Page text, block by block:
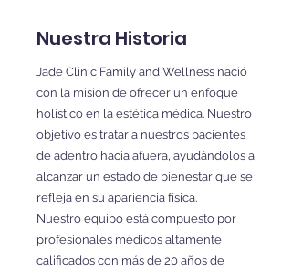
Nuestra Historia
Jade Clinic Family and Wellness nació
con la misión de ofrecer un enfoque
holístico en la estética médica. Nuestro
objetivo es tratar a nuestros pacientes
de adentro hacia afuera, ayudándolos a
alcanzar un estado de bienestar que se
refleja en su apariencia física.
Nuestro equipo está compuesto por
profesionales médicos altamente
calificados con más de 20 años de